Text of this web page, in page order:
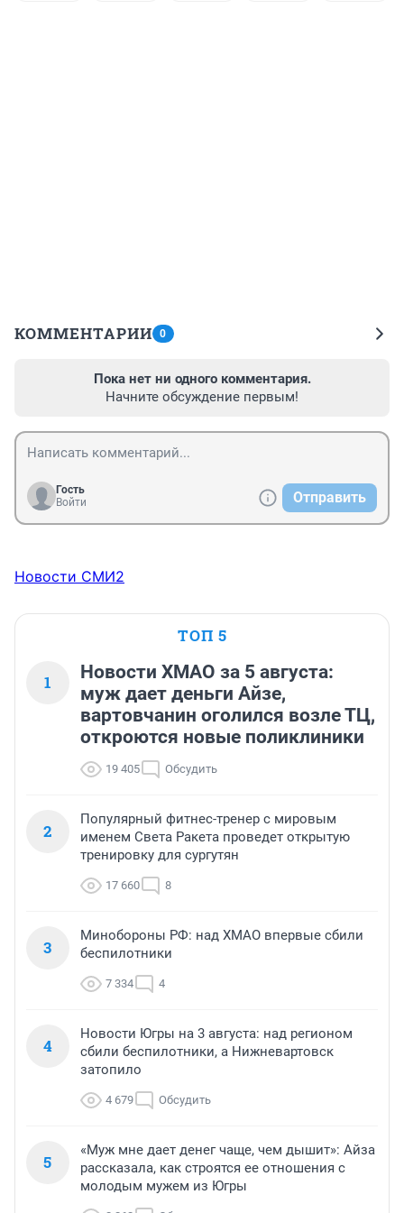
КОММЕНТАРИИ 0
Пока нет ни одного комментария.
Начните обсуждение первым!
Гость
Войти
Отправить
Новости СМИ2
ТОП 5
1
Новости ХМАО за 5 августа:
муж дает деньги Айзе,
вартовчанин оголился возле ТЦ,
откроются новые поликлиники
19 405 Обсудить
2
Популярный фитнес-тренер с мировым
именем Света Ракета проведет открытую
тренировку для сургутян
17 660 8
3
Минобороны РФ: над ХМАО впервые сбили
беспилотники
7 334 4
4
Новости Югры на 3 августа: над регионом
сбили беспилотники, а Нижневартовск
затопило
4 679 Обсудить
5
«Муж мне дает денег чаще, чем дышит»: Айза
рассказала, как строятся ее отношения с
молодым мужем из Югры